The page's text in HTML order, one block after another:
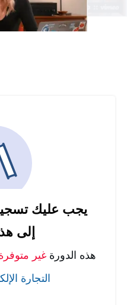
يجب عليك
إلى
هذه الدورةغير
التجارة